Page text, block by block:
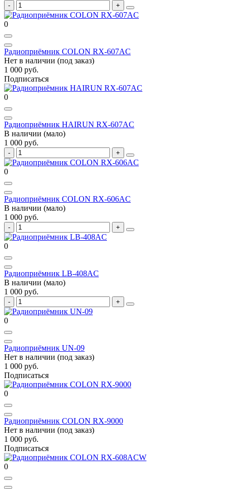
0
Радиоприёмник COLON RX-607AC
Нет в наличии (под заказ)
1 000 руб.
Подписаться
0
Радиоприёмник HAIRUN RX-607AC
В наличии (мало)
1 000 руб.
0
Радиоприёмник COLON RX-606AC
В наличии (мало)
1 000 руб.
0
Радиоприёмник LB-408AC
В наличии (мало)
1 000 руб.
0
Радиоприёмник UN-09
Нет в наличии (под заказ)
1 000 руб.
Подписаться
0
Радиоприёмник COLON RX-9000
Нет в наличии (под заказ)
1 000 руб.
Подписаться
0